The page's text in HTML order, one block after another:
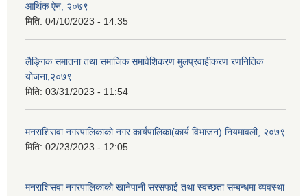
आर्थिक ऐन, २०७९
मिति: 04/10/2023 - 14:35
लैङ्गिक समातना तथा समाजिक समावेशिकरण मुलप्रवाहीकरण रणनितिक
योजना,२०७९
मिति: 03/31/2023 - 11:54
मनराशिसवा नगरपालिकाको नगर कार्यपालिका(कार्य विभाजन) नियमावली, २०७९
मिति: 02/23/2023 - 12:05
मनराशिसवा नगरपालिकाको खानेपानी सरसफाई तथा स्वच्छता सम्बन्धमा व्यवस्था